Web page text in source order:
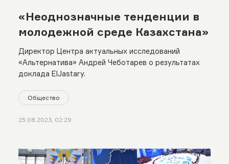
«Неоднозначные тенденции в
молодежной среде Казахстана»
Директор Центра актуальных исследований
«Альтернатива» Андрей Чеботарев о результатах
доклада ElJastary.
Общество
25.08.2023, 02:29